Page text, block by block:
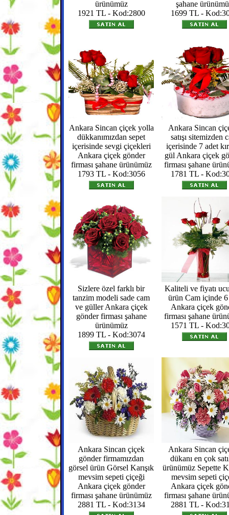
ürünümüz
1921 TL - Kod:2800
şahane
1699 TL -
Ankara Sincan çiçek yolla
dükkanımızdan sepet
içerisinde sevgi çiçekleri
Ankara çiçek gönder
firması şahane ürünümüz
1793 TL - Kod:3056
Ankara Sincan
satışı sitemizden
içerisinde 7 adet
gül Ankara çiçek
firması şahane
1781 TL -
Sizlere özel farklı bir
tanzim modeli sade cam
ve güller Ankara çiçek
gönder firması şahane
ürünümüz
1899 TL - Kod:3074
Kaliteli ve fiyatı
ürün Cam içinde
Ankara çiçek
firması şahane
1571 TL -
Ankara Sincan çiçek
gönder firmamızdan
görsel ürün Görsel Karışık
mevsim sepeti çiçeği
Ankara çiçek gönder
firması şahane ürünümüz
2881 TL - Kod:3134
Ankara Sincan
dükanı en çok
ürünümüz Sepette
mevsim sepeti
Ankara çiçek
firması şahane
2881 TL -